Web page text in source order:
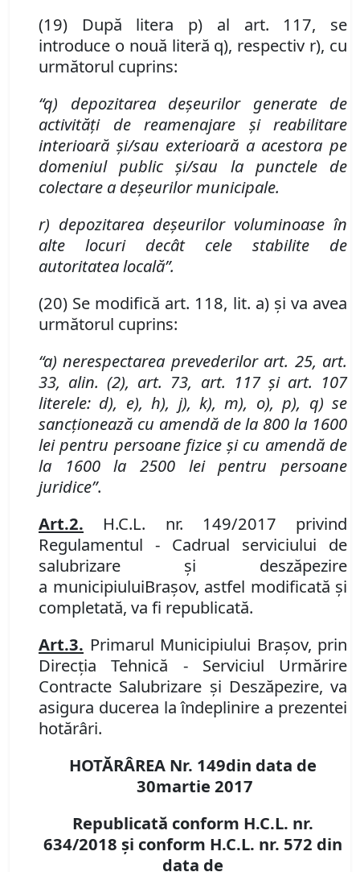
(19) După litera p) al art. 117, se
introduce o nouă literă q), respectiv r), cu
următorul cuprins:
“q) depozitarea deșeurilor generate de
activităţi de reamenajare şi reabilitare
interioară şi/sau exterioară a acestora pe
domeniul public și/sau la punctele de
colectare a deșeurilor municipale.
r) depozitarea deșeurilor voluminoase în
alte locuri decât cele stabilite de
autoritatea locală”.
(20) Se modifică art. 118, lit. a) și va avea
următorul cuprins:
“a) nerespectarea prevederilor art. 25, art.
33, alin. (2), art. 73, art. 117 și art. 107
literele: d), e), h), j), k), m), o), p), q) se
sancționează cu amendă de la 800 la 1600
lei pentru persoane fizice și cu amendă de
la 1600 la 2500 lei pentru persoane
juridice”.
Art.2. H.C.L. nr. 149/2017 privind
Regulamentul - Cadrual serviciului de
salubrizare și deszăpezire
a municipiuluiBrașov, astfel modificată şi
completată, va fi republicată.
Art.3. Primarul Municipiului Braşov, prin
Direcţia Tehnică - Serviciul Urmărire
Contracte Salubrizare și Deszăpezire, va
asigura ducerea la îndeplinire a prezentei
hotărâri.
HOTĂRÂREA Nr. 149din data de
30martie 2017
Republicată conform H.C.L. nr.
634/2018 și conform H.C.L. nr. 572 din
data de